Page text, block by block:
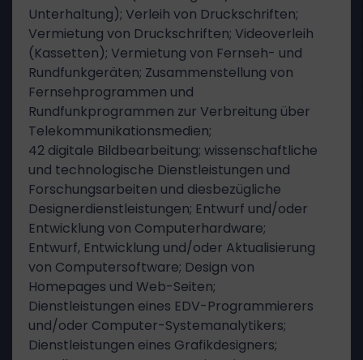
Unterhaltung); Verleih von Druckschriften;
Vermietung von Druckschriften; Videoverleih
(Kassetten); Vermietung von Fernseh- und
Rundfunkgeräten; Zusammenstellung von
Fernsehprogrammen und
Rundfunkprogrammen zur Verbreitung über
Telekommunikationsmedien;
42 digitale Bildbearbeitung; wissenschaftliche
und technologische Dienstleistungen und
Forschungsarbeiten und diesbezügliche
Designerdienstleistungen; Entwurf und/oder
Entwicklung von Computerhardware;
Entwurf, Entwicklung und/oder Aktualisierung
von Computersoftware; Design von
Homepages und Web-Seiten;
Dienstleistungen eines EDV-Programmierers
und/oder Computer-Systemanalytikers;
Dienstleistungen eines Grafikdesigners;